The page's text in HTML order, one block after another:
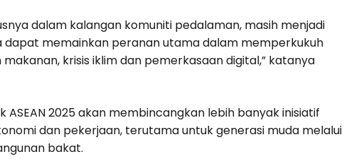
dalam kalangan komuniti pedalaman, masih menjadi
dapat memainkan peranan utama dalam memperkukuh
krisis iklim dan pemerkasaan digital,” katanya
2025 akan membincangkan lebih banyak inisiatif
dan pekerjaan, terutama untuk generasi muda melalui
bakat.